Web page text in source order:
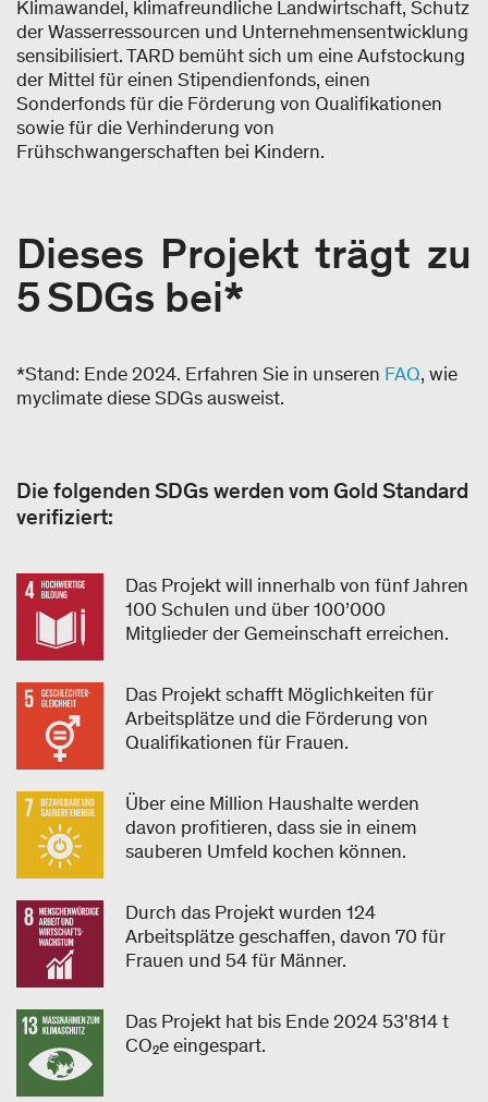
Klimawandel, klimafreundliche Landwirtschaft, Schutz
der Wasserressourcen und Unternehmensentwicklung
sensibilisiert. TARD bemüht sich um eine Aufstockung
der Mittel für einen Stipendienfonds, einen
Sonderfonds für die Förderung von Qualifikationen
sowie für die Verhinderung von
Frühschwangerschaften bei Kindern.
Dieses Projekt trägt zu
5 SDGs bei*
*Stand: Ende 2024. Erfahren Sie in unseren FAQ, wie
myclimate diese SDGs ausweist.
Die folgenden SDGs werden vom Gold Standard
verifiziert:
Das Projekt will innerhalb von fünf Jahren
100 Schulen und über 100’000
Mitglieder der Gemeinschaft erreichen.
Das Projekt schafft Möglichkeiten für
Arbeitsplätze und die Förderung von
Qualifikationen für Frauen.
Über eine Million Haushalte werden
davon profitieren, dass sie in einem
sauberen Umfeld kochen können.
Durch das Projekt wurden 124
Arbeitsplätze geschaffen, davon 70 für
Frauen und 54 für Männer.
Das Projekt hat bis Ende 2024 53'814 t
CO₂e eingespart.